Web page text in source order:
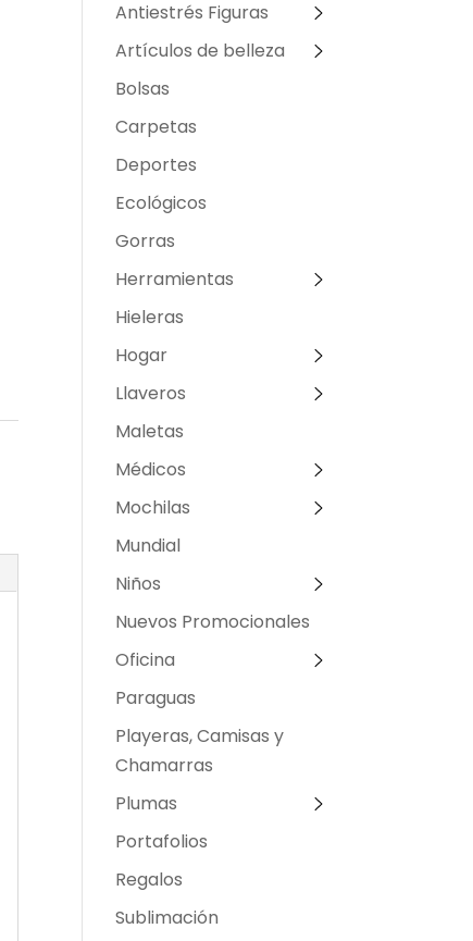
Antiestrés Figuras
Artículos de belleza
Bolsas
Carpetas
Deportes
Ecológicos
Gorras
Herramientas
Hieleras
Hogar
Llaveros
Maletas
Médicos
Mochilas
Mundial
Niños
Nuevos Promocionales
Oficina
Paraguas
Playeras, Camisas y
Chamarras
Plumas
Portafolios
Regalos
Sublimación